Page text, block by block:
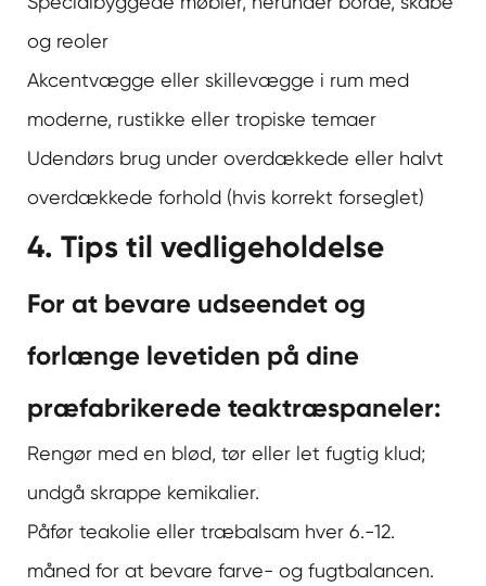
og reoler
Akcentvægge eller skillevægge i rum med
moderne, rustikke eller tropiske temaer
Udendørs brug under overdækkede eller halvt
overdækkede forhold (hvis korrekt forseglet)
4. Tips til vedligeholdelse
For at bevare udseendet og
forlænge levetiden på dine
præfabrikerede teaktræspaneler:
Rengør med en blød, tør eller let fugtig klud;
undgå skrappe kemikalier.
Påfør teakolie eller træbalsam hver 6.-12.
måned for at bevare farve- og fugtbalancen.